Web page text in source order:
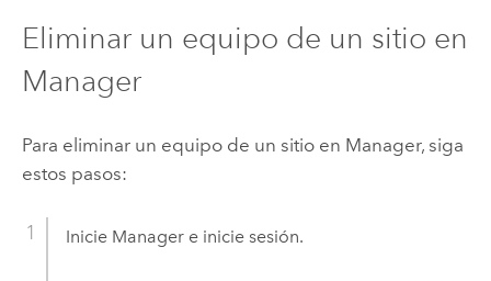
Eliminar un equipo de un sitio en
Manager
Para eliminar un equipo de un sitio en Manager, siga
estos pasos:
Inicie Manager e inicie sesión.